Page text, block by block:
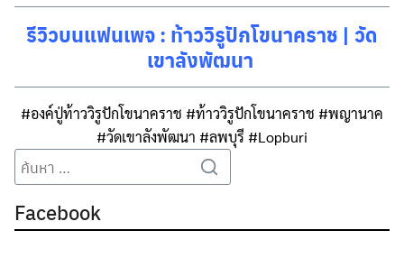
รีวิวบนแฟนเพจ : ท้าววิรูปักโขนาคราช | วัด
เขาลังพัฒนา
#องค์ปู่ท้าววิรูปักโขนาคราช #ท้าววิรูปักโขนาคราช #พญานาค
#วัดเขาลังพัฒนา #ลพบุรี #Lopburi
Search
for:
Search
Facebook